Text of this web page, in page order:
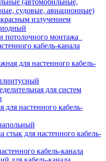
(автомобильные,
судовые, авиационные)
излучением
потолочного монтажа
кабель-канала
для настенного кабель-
для систем
для настенного кабель-
стык для настенного кабель-
кабель-канала